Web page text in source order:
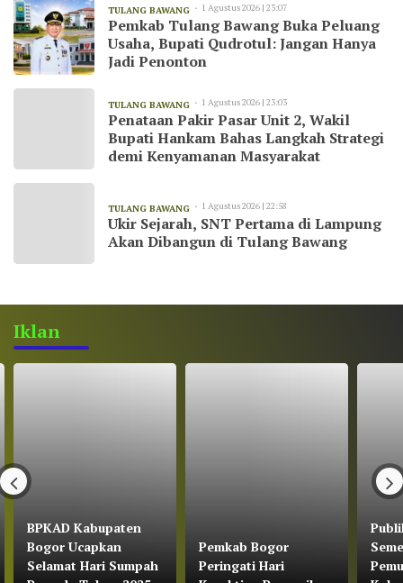
TULANG BAWANG 1 Agustus 2026 | 23:07
Pemkab Tulang Bawang Buka Peluang
Usaha, Bupati Qudrotul: Jangan Hanya
Jadi Penonton
TULANG BAWANG 1 Agustus 2026 | 23:03
Penataan Pakir Pasar Unit 2, Wakil
Bupati Hankam Bahas Langkah Strategi
demi Kenyamanan Masyarakat
TULANG BAWANG 1 Agustus 2026 | 22:58
Ukir Sejarah, SNT Pertama di Lampung
Akan Dibangun di Tulang Bawang
Iklan
BPKAD Kabupaten
Bogor Ucapkan
Selamat Hari Sumpah
Pemkab Bogor
Peringati Hari